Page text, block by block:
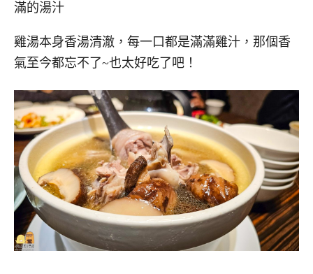
滿的湯汁
雞湯本身香湯清澈，每一口都是滿滿雞汁，那個香
氣至今都忘不了~也太好吃了吧！